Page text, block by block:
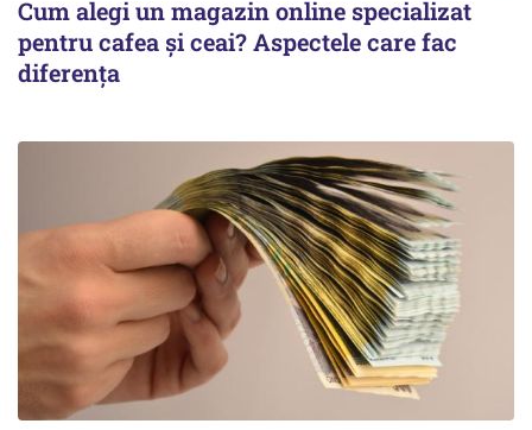
Cum alegi un magazin online specializat
pentru cafea și ceai? Aspectele care fac
diferența